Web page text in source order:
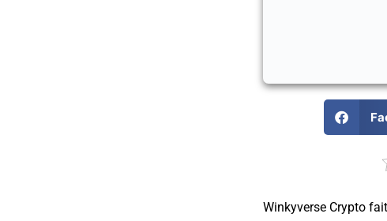
Winkyverse Crypto